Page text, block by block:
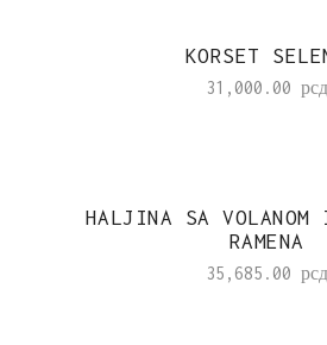
KORSET
31,000.00 рсд
HALJINA SA VOLANOM
RAMENA
35,685.00 рсд